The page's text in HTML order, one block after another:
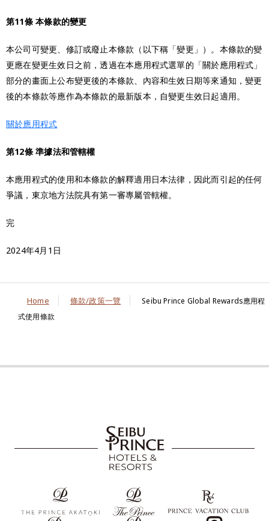
第11條 本條款的變更
本公司可變更、修訂或廢止本條款（以下稱「變更」）。本條款的變
更應在變更生效日之前，透過在本應用程式選單的「關於應用程式」
部分的畫面上公布變更後的本條款、內容和生效日期等來通知，變更
後的本條款等應作為本條款的最新版本，自變更生效日起適用。
關於應用程式
第12條 準據法和管轄權
本應用程式的使用和本條款的解釋適用日本法律，因此而引起的任何
爭議，東京地方法院具有第一審專屬管轄權。
完
2024年4月1日
Home 條款/政策一覽
Seibu Prince Global Rewards應用程
式使用條款